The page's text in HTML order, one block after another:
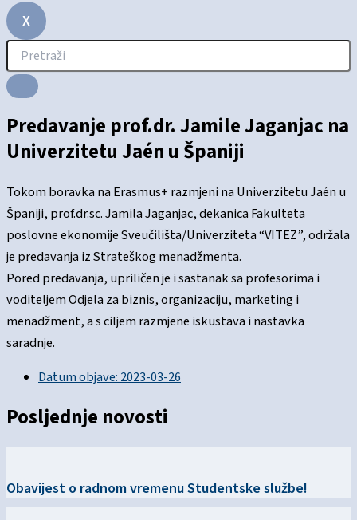
X
Predavanje prof.dr. Jamile Jaganjac na
Univerzitetu Jaén u Španiji
Tokom boravka na Erasmus+ razmjeni na Univerzitetu Jaén u
Španiji, prof.dr.sc. Jamila Jaganjac, dekanica Fakulteta
poslovne ekonomije Sveučilišta/Univerziteta “VITEZ”, održala
je predavanja iz Strateškog menadžmenta.
Pored predavanja, upriličen je i sastanak sa profesorima i
voditeljem Odjela za biznis, organizaciju, marketing i
menadžment, a s ciljem razmjene iskustava i nastavka
saradnje.
Datum objave:2023-03-26
Posljednje novosti
Obavijest o radnom vremenu Studentske službe!